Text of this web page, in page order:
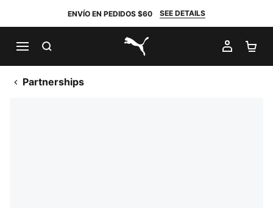
ENVÍO EN PEDIDOS $60 SEE DETAILS
PUMA.com
MI
Partnerships